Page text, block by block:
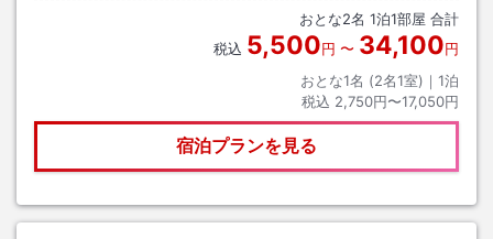
おとな2名 1泊1部屋 合計
税込 5,500円 〜 34,100円
おとな1名 (2名1室)｜ 1泊
税込 2,750円〜17,050円
宿泊プランを見る